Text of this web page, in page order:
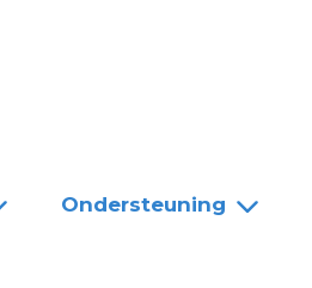
Ondersteuning